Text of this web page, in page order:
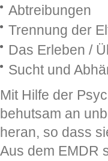
Abtreibungen
Trennung der
Das Erleben /
Sucht und
Mit Hilfe der
behutsam an
heran, so dass
Aus dem EMDR